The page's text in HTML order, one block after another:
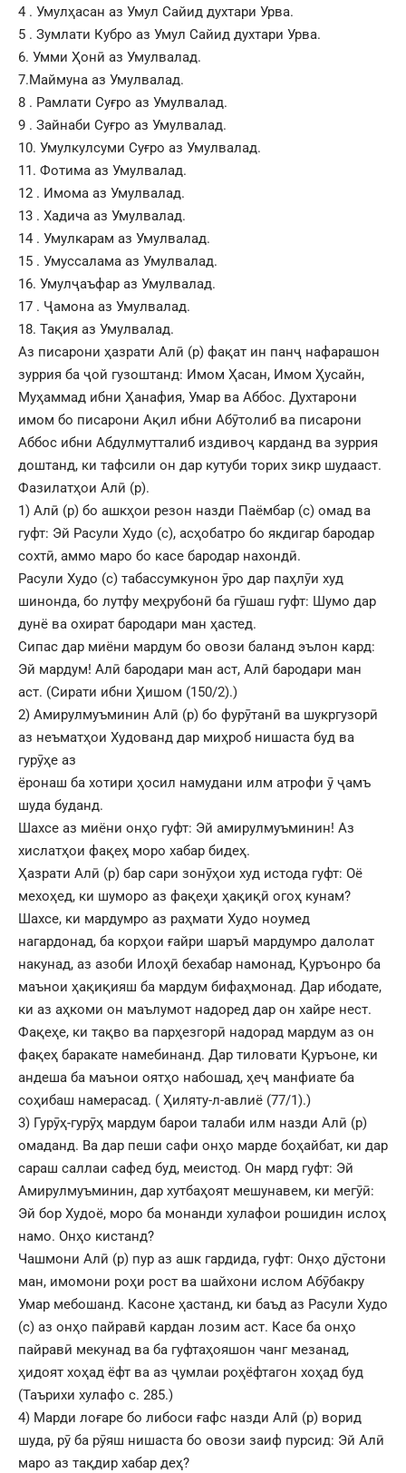
4 . Умулҳасан аз Умул Сайид духтари Урва.
5 . Зумлати Кубро аз Умул Сайид духтари Урва.
6. Умми Ҳонӣ аз Умулвалад.
7.Маймуна аз Умулвалад.
8 . Рамлати Суғро аз Умулвалад.
9 . Зайнаби Суғро аз Умулвалад.
10. Умулкулсуми Суғро аз Умулвалад.
11. Фотима аз Умулвалад.
12 . Имома аз Умулвалад.
13 . Хадича аз Умулвалад.
14 . Умулкарам аз Умулвалад.
15 . Умуссалама аз Умулвалад.
16. Умулҷаъфар аз Умулвалад.
17 . Ҷамона аз Умулвалад.
18. Тақия аз Умулвалад.
Аз писарони ҳазрати Алӣ (р) фақат ин панҷ нафарашон
зуррия ба ҷой гузоштанд: Имом Ҳасан, Имом Ҳусайн,
Муҳаммад ибни Ҳанафия, Умар ва Аббос. Духтарони
имом бо писарони Ақил ибни Абӯтолиб ва писарони
Аббос ибни Абдулмутталиб издивоҷ карданд ва зуррия
доштанд, ки тафсили он дар кутуби торих зикр шудааст.
Фазилатҳои Алӣ (р).
1) Алӣ (р) бо ашкҳои резон назди Паёмбар (с) омад ва
гуфт: Эй Расули Худо (с), асҳобатро бо якдигар бародар
сохтӣ, аммо маро бо касе бародар нахондӣ.
Расули Худо (с) табассумкунон ӯро дар паҳлӯи худ
шинонда, бо лутфу меҳрубонӣ ба гӯшаш гуфт: Шумо дар
дунё ва охират бародари ман ҳастед.
Сипас дар миёни мардум бо овози баланд эълон кард:
Эй мардум! Алӣ бародари ман аст, Алӣ бародари ман
аст. (Сирати ибни Ҳишом (150/2).)
2) Амирулмуъминин Алӣ (р) бо фурӯтанӣ ва шукргузорӣ
аз неъматҳои Худованд дар миҳроб нишаста буд ва
гурӯҳе аз
ёронаш ба хотири ҳосил намудани илм атрофи ӯ ҷамъ
шуда буданд.
Шахсе аз миёни онҳо гуфт: Эй амирулмуъминин! Аз
хислатҳои фақеҳ моро хабар бидеҳ.
Ҳазрати Алӣ (р) бар сари зонӯҳои худ истода гуфт: Оё
мехоҳед, ки шуморо аз фақеҳи ҳақиқӣ огоҳ кунам?
Шахсе, ки мардумро аз раҳмати Худо ноумед
нагардонад, ба корҳои ғайри шаръӣ мардумро далолат
накунад, аз азоби Илоҳӣ бехабар намонад, Қуръонро ба
маънои ҳақиқияш ба мардум бифаҳмонад. Дар ибодате,
ки аз аҳкоми он маълумот надоред дар он хайре нест.
Фақеҳе, ки тақво ва парҳезгорӣ надорад мардум аз он
фақеҳ баракате намебинанд. Дар тиловати Қуръоне, ки
андеша ба маънои оятҳо набошад, ҳеҷ манфиате ба
соҳибаш намерасад. ( Ҳиляту-л-авлиё (77/1).)
3) Гурӯҳ-гурӯҳ мардум барои талаби илм назди Алӣ (р)
омаданд. Ва дар пеши сафи онҳо марде боҳайбат, ки дар
сараш саллаи сафед буд, меистод. Он мард гуфт: Эй
Амирулмуъминин, дар хутбаҳоят мешунавем, ки мегӯӣ:
Эй бор Худоё, моро ба монанди хулафои рошидин ислоҳ
намо. Онҳо кистанд?
Чашмони Алӣ (р) пур аз ашк гардида, гуфт: Онҳо дӯстони
ман, имомони роҳи рост ва шайхони ислом Абӯбакру
Умар мебошанд. Касоне ҳастанд, ки баъд аз Расули Худо
(с) аз онҳо пайравӣ кардан лозим аст. Касе ба онҳо
пайравӣ мекунад ва ба гуфтаҳояшон чанг мезанад,
ҳидоят хоҳад ёфт ва аз ҷумлаи роҳёфтагон хоҳад буд
(Таърихи хулафо с. 285.)
4) Марди лоғаре бо либоси ғафс назди Алӣ (р) ворид
шуда, рӯ ба рӯяш нишаста бо овози заиф пурсид: Эй Алӣ
маро аз тақдир хабар деҳ?